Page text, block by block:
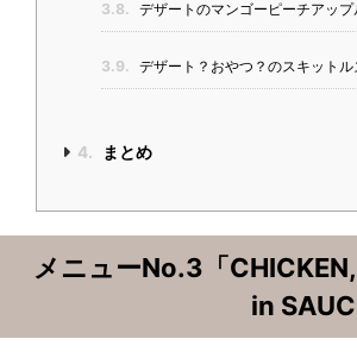
3.8. デザートのマンゴーピーチアップ
3.9. デザート？おやつ？のスキットル
4. まとめ
メニューNo.3「
in